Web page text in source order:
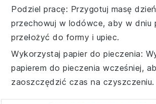
Podziel pracę: Przygotuj masę
przechowuj w lodówce, aby w dniu
przełożyć do formy i upiec.
Wykorzystaj papier do pieczenia:
papierem do pieczenia wcześniej,
zaoszczędzić czas na czyszczeniu.